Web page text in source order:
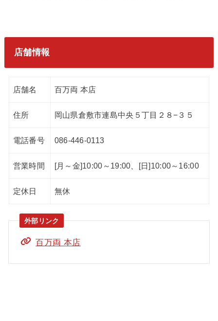
店舗情報
店舗名 百万両 本店
住所 岡山県倉敷市連島中央５丁目２８−３５
電話番号 086-446-0113
営業時間 [月～金]10:00～19:00、[日]10:00～16:00
定休日 無休
百万両 本店